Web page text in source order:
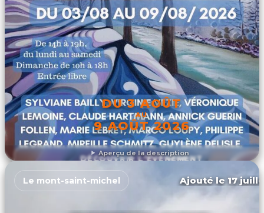
Aperçu de la description
DU 3 AOÛT
AU
9 AOÛT 2026
DÉCOUVRIR L'ÉVÉNEMENT
Le mont-saint-michel Ajouté le 17